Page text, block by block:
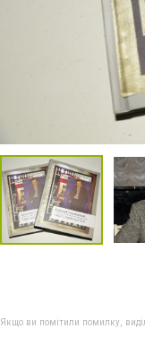
Якщо ви помітили помилку,